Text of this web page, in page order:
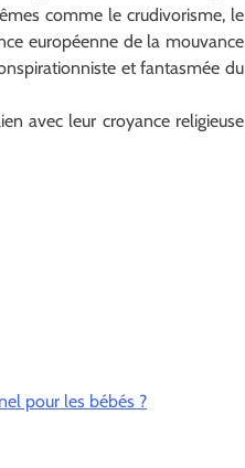
comme le crudivorisme, le
européenne de la mouvance
et fantasmée du
avec leur croyance religieuse
pour les bébés ?